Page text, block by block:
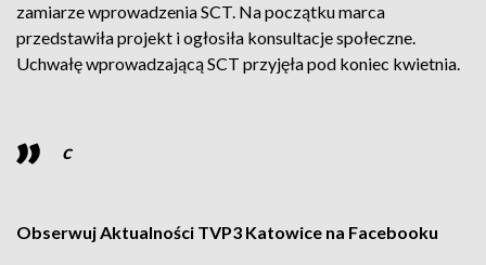
zamiarze wprowadzenia SCT. Na początku marca
przedstawiła projekt i ogłosiła konsultacje społeczne.
Uchwałę wprowadzającą SCT przyjęła pod koniec kwietnia.
c
Obserwuj Aktualności TVP3 Katowice na Facebooku